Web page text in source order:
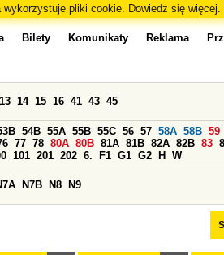
wykorzystuje pliki cookie. Dowiedz się więcej.
Bilety Komunikaty Reklama
13 14 15 16 41 43 45
54B 55A 55B 55C 56 57 58A 58B 59
77 78 80A 80B 81A 81B 82A 82B 83
101 201 202 6. F1 G1 G2 H W
N7B N8 N9